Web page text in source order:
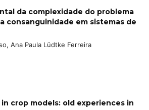
da complexidade do problema
consanguinidade em sistemas de
Ana Paula Lüdtke Ferreira
crop models: old experiences in